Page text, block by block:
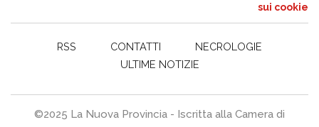
sui cookie
RSS CONTATTI
NECROLOGIE
ULTIME NOTIZIE
©2025 La Nuova Provincia - Iscritta alla Camera di